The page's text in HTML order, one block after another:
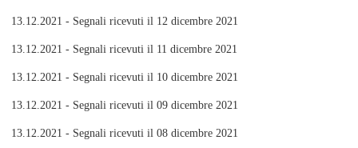
13.12.2021 - Segnali ricevuti il 12 dicembre 2021
13.12.2021 - Segnali ricevuti il 11 dicembre 2021
13.12.2021 - Segnali ricevuti il 10 dicembre 2021
13.12.2021 - Segnali ricevuti il 09 dicembre 2021
13.12.2021 - Segnali ricevuti il 08 dicembre 2021